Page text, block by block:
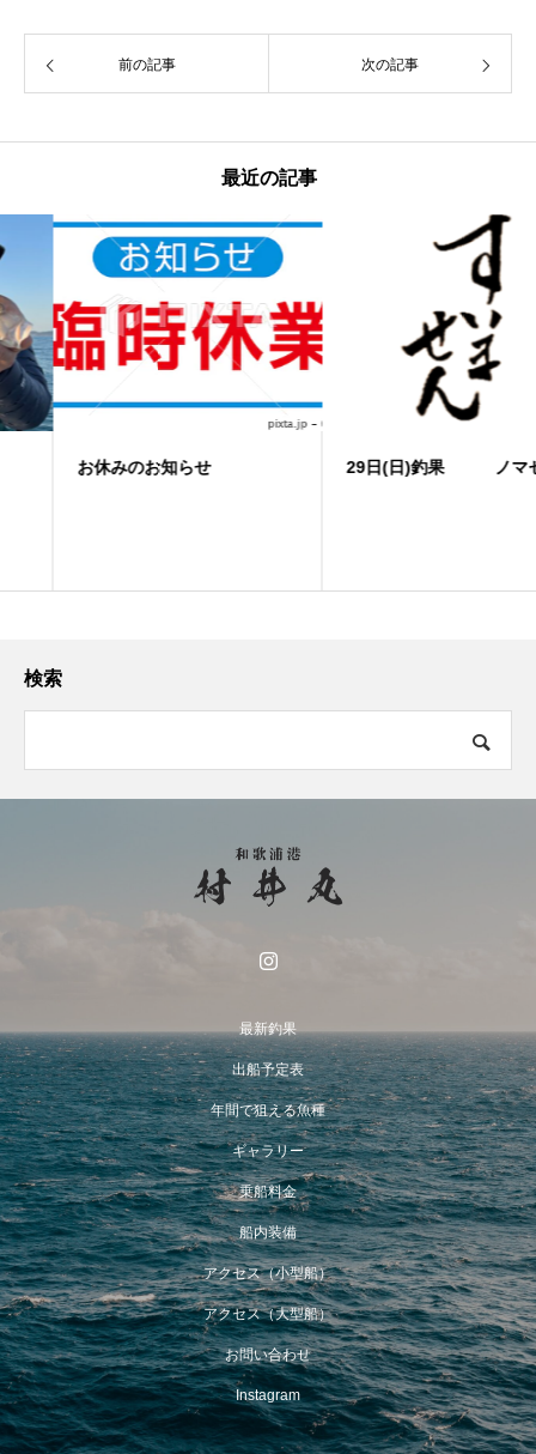
前の記事 次の記事
最近の記事
お休みのお知らせ 29日(日)釣果 ノマセ便
検索
最新釣果
出船予定表
年間で狙える魚種
ギャラリー
乗船料金
船内装備
アクセス（小型船）
アクセス（大型船）
お問い合わせ
Instagram